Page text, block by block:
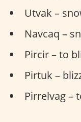
Utvak –
Navcaq –
Pircir – to
Pirtuk –
Pirrelvag –